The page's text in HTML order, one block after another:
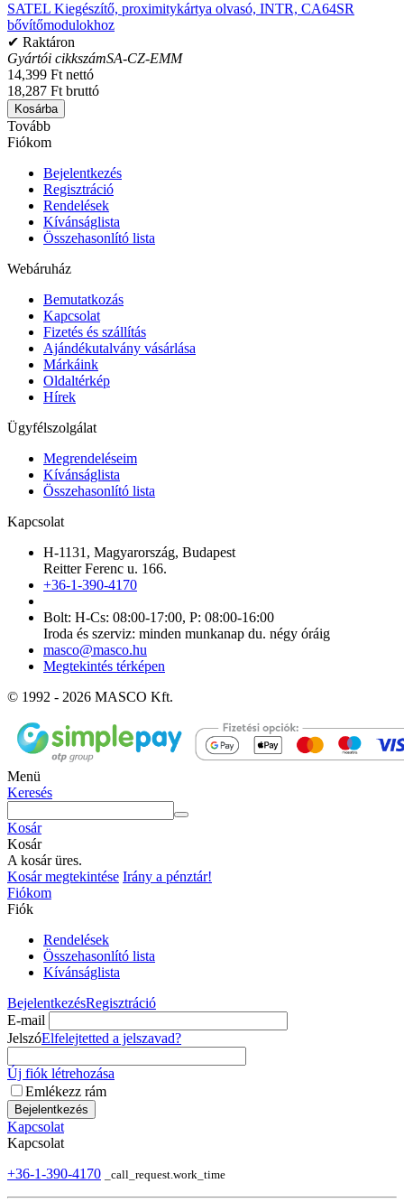
SATEL Kiegészítő, proximitykártya olvasó, INTR, CA64SR
bővítőmodulokhoz
✔ Raktáron
Gyártói cikkszámSA-CZ-EMM
14,399 Ft nettó
18,287 Ft bruttó
Kosárba
Tovább
Fiókom
Bejelentkezés
Regisztráció
Rendelések
Kívánságlista
Összehasonlító lista
Webáruház
Bemutatkozás
Kapcsolat
Fizetés és szállítás
Ajándékutalvány vásárlása
Márkáink
Oldaltérkép
Hírek
Ügyfélszolgálat
Megrendeléseim
Kívánságlista
Összehasonlító lista
Kapcsolat
H-1131, Magyarország, Budapest
Reitter Ferenc u. 166.
+36-1-390-4170
Bolt: H-Cs: 08:00-17:00, P: 08:00-16:00
Iroda és szerviz: minden munkanap du. négy óráig
masco@masco.hu
Megtekintés térképen
© 1992 - 2026 MASCO Kft.
Menü
Keresés
Kosár
Kosár
A kosár üres.
Kosár megtekintése Irány a pénztár!
Fiókom
Fiók
Rendelések
Összehasonlító lista
Kívánságlista
BejelentkezésRegisztráció
E-mail
JelszóElfelejtetted a jelszavad?
Új fiók létrehozása
Emlékezz rám
Bejelentkezés
Kapcsolat
Kapcsolat
+36-1-390-4170
_call_request.work_time